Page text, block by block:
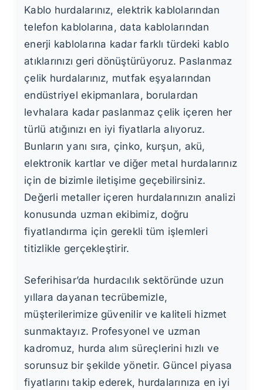
Kablo hurdalarınız, elektrik kablolarından
telefon kablolarına, data kablolarından
enerji kablolarına kadar farklı türdeki kablo
atıklarınızı geri dönüştürüyoruz. Paslanmaz
çelik hurdalarınız, mutfak eşyalarından
endüstriyel ekipmanlara, borulardan
levhalara kadar paslanmaz çelik içeren her
türlü atığınızı en iyi fiyatlarla alıyoruz.
Bunların yanı sıra, çinko, kurşun, akü,
elektronik kartlar ve diğer metal hurdalarınız
için de bizimle iletişime geçebilirsiniz.
Değerli metaller içeren hurdalarınızın analizi
konusunda uzman ekibimiz, doğru
fiyatlandırma için gerekli tüm işlemleri
titizlikle gerçekleştirir.
Seferihisar’da hurdacılık sektöründe uzun
yıllara dayanan tecrübemizle,
müşterilerimize güvenilir ve kaliteli hizmet
sunmaktayız. Profesyonel ve uzman
kadromuz, hurda alım süreçlerini hızlı ve
sorunsuz bir şekilde yönetir. Güncel piyasa
fiyatlarını takip ederek, hurdalarınıza en iyi